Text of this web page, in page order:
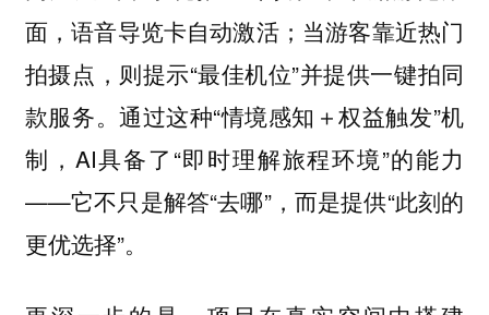
面，语音导览卡自动激活；当游客靠近热门
拍摄点，则提示“最佳机位”并提供一键拍同
款服务。通过这种“情境感知＋权益触发”机
制，AI具备了“即时理解旅程环境”的能力
——它不只是解答“去哪”，而是提供“此刻的
更优选择”。